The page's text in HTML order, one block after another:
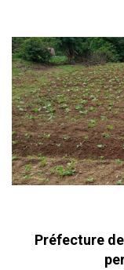
Préfecture